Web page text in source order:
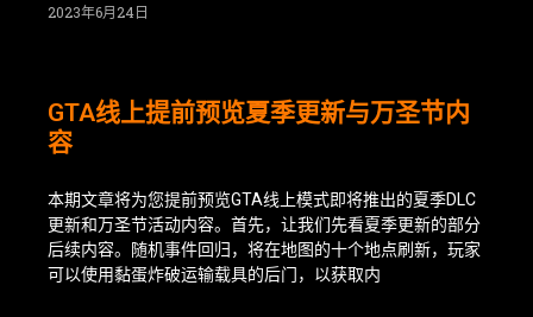
2023年6月24日
GTA线上提前预览夏季更新与万圣节内
容
本期文章将为您提前预览GTA线上模式即将推出的夏季DLC
更新和万圣节活动内容。首先，让我们先看夏季更新的部分
后续内容。随机事件回归，将在地图的十个地点刷新，玩家
可以使用黏蛋炸破运输载具的后门，以获取内